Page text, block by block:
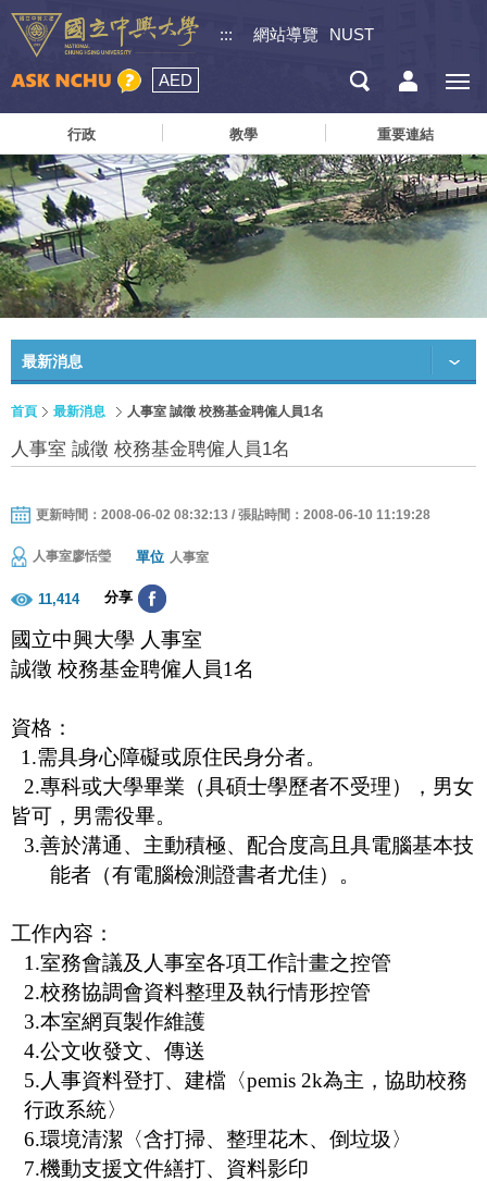
::: 網站導覽 NUST
AED
行政 教學 重要連結
最新消息
首頁 最新消息 人事室 誠徵 校務基金聘僱人員1名
人事室 誠徵 校務基金聘僱人員1名
更新時間：2008-06-02 08:32:13 / 張貼時間：2008-06-10 11:19:28
人事室廖恬瑩 單位 人事室
11,414 分享
國立中興大學 人事室
誠徵 校務基金聘僱人員1名
資格：
1.需具身心障礙或原住民身分者。
2.專科或大學畢業（具碩士學歷者不受理），男女
皆可，男需役畢。
3.善於溝通、主動積極、配合度高且具電腦基本技
能者（有電腦檢測證書者尤佳）。
工作內容：
1.室務會議及人事室各項工作計畫之控管
2.校務協調會資料整理及執行情形控管
3.本室網頁製作維護
4.公文收發文、傳送
5. 人事資料登打、建檔〈pemis 2k為主，協助校務
行政系統〉
6.環境清潔〈含打掃、整理花木、倒垃圾〉
7.機動支援文件繕打、資料影印